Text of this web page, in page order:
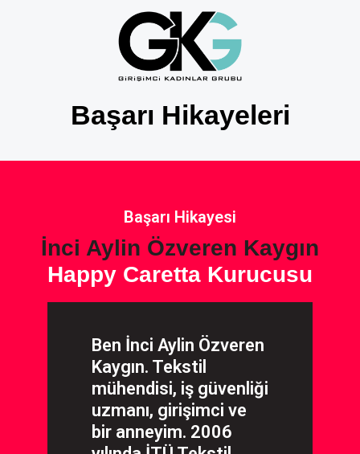
Başarı Hikayeleri
Başarı Hikayesi
İnci Aylin Özveren Kaygın
Happy Caretta Kurucusu
Ben İnci Aylin Özveren
Kaygın. Tekstil
mühendisi, iş güvenliği
uzmanı, girişimci ve
bir anneyim. 2006